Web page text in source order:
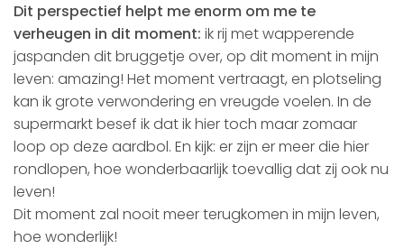
Dit perspectief helpt me enorm om me te
verheugen in dit moment: ik rij met wapperende
jaspanden dit bruggetje over, op dit moment in mijn
leven: amazing! Het moment vertraagt, en plotseling
kan ik grote verwondering en vreugde voelen. In de
supermarkt besef ik dat ik hier toch maar zomaar
loop op deze aardbol. En kijk: er zijn er meer die hier
rondlopen, hoe wonderbaarlijk toevallig dat zij ook nu
leven!
Dit moment zal nooit meer terugkomen in mijn leven,
hoe wonderlijk!